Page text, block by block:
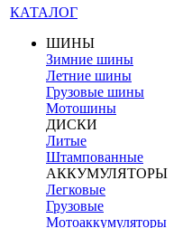
КАТАЛОГ
ШИНЫ
Зимние шины
Летние шины
Грузовые шины
Мотошины
ДИСКИ
Литые
Штампованные
АККУМУЛЯТОРЫ
Легковые
Грузовые
Мотоаккумуляторы